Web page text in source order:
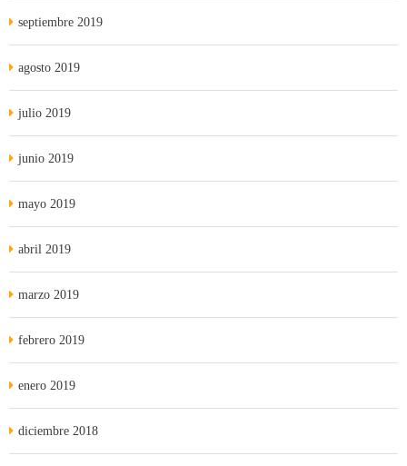
septiembre 2019
agosto 2019
julio 2019
junio 2019
mayo 2019
abril 2019
marzo 2019
febrero 2019
enero 2019
diciembre 2018